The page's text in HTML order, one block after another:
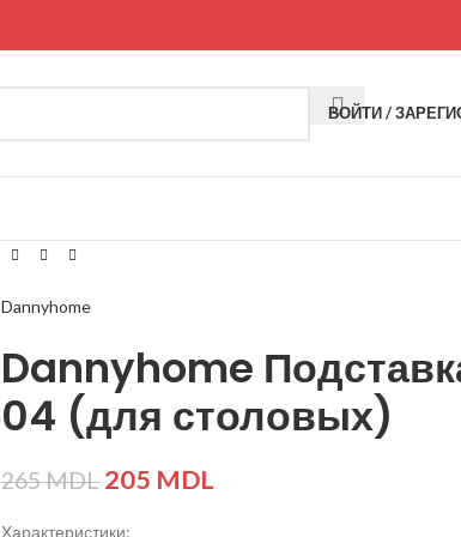
ВОЙТИ /
Dannyhome
Dannyhome
04 (для столовых)
265MDL 205 MDL
Характеристики: